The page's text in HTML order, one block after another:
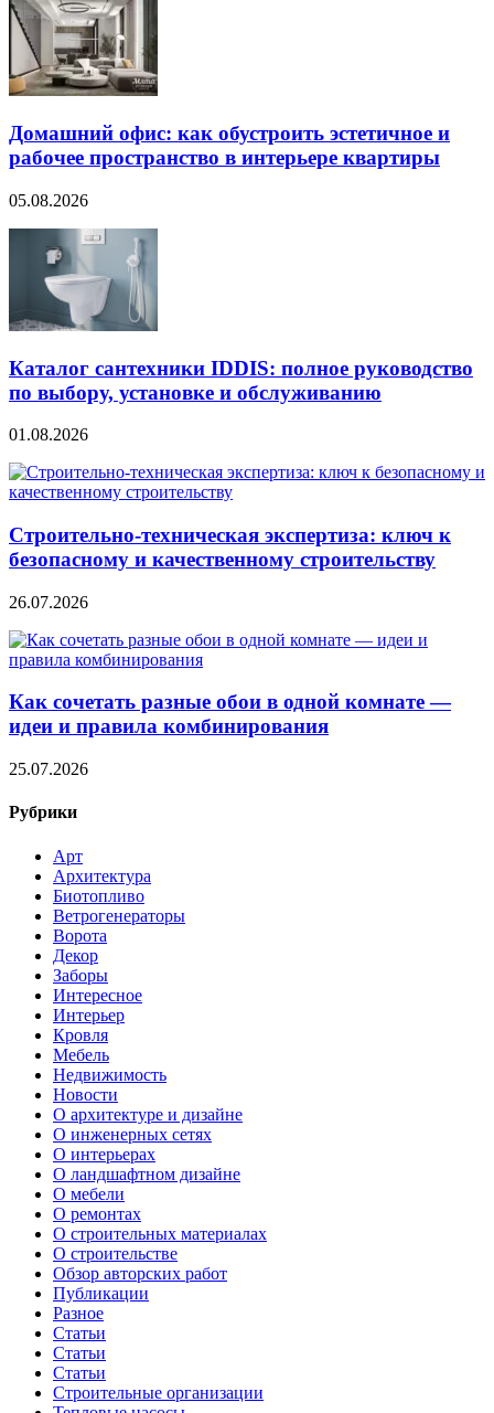
Домашний офис: как обустроить эстетичное и
рабочее пространство в интерьере квартиры
05.08.2026
Каталог сантехники IDDIS: полное руководство
по выбору, установке и обслуживанию
01.08.2026
Строительно‑техническая экспертиза: ключ к
безопасному и качественному строительству
26.07.2026
Как сочетать разные обои в одной комнате —
идеи и правила комбинирования
25.07.2026
Рубрики
Арт
Архитектура
Биотопливо
Ветрогенераторы
Ворота
Декор
Заборы
Интересное
Интерьер
Кровля
Мебель
Недвижимость
Новости
О архитектуре и дизайне
О инженерных сетях
О интерьерах
О ландшафтном дизайне
О мебели
О ремонтах
О строительных материалах
О строительстве
Обзор авторских работ
Публикации
Разное
Статьи
Статьи
Статьи
Строительные организации